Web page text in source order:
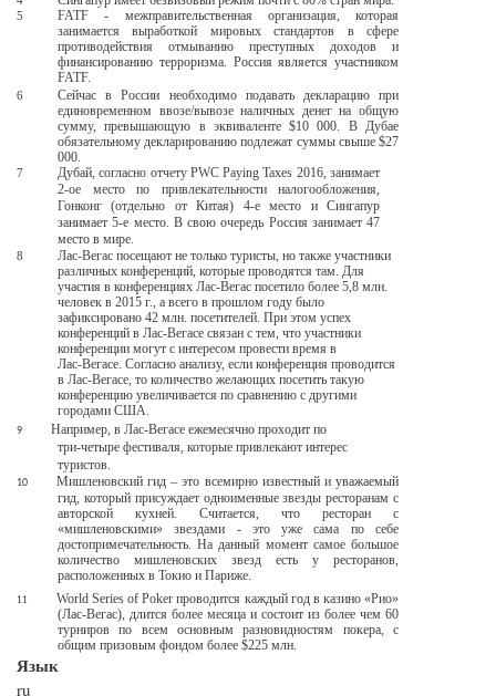
5
FATF - межправительственная организация, которая
занимается выработкой мировых стандартов в сфере
противодействия отмыванию преступных доходов и
финансированию терроризма. Россия является участником
FATF.
6
Сейчас в России необходимо подавать декларацию при
единовременном ввозе/вывозе наличных денег на общую
сумму, превышающую в эквиваленте $10 000. В Дубае
обязательному декларированию подлежат суммы свыше $27
000.
7
Дубай, согласно отчету PWC Paying Taxes 2016, занимает
2-ое место по привлекательности налогообложения,
Гонконг (отдельно от Китая) 4-еместо и Сингапур
занимает5-е место. В свою очередь Россия занимает 47
место в мире.
8 Лас-Вегас посещают не только туристы, но также участники
различных конференций, которые проводятся там. Для
участия в конференциях Лас-Вегас посетило более 5,8 млн.
человек в 2015 г., а всего в прошлом году было
зафиксировано 42 млн. посетителей. При этом успех
конференций в Лас-Вегасе связан с тем, что участники
конференции могут с интересом провести время в
Лас-Вегасе. Согласно анализу, если конференция проводится
в Лас-Вегасе, то количество желающих посетить такую
конференцию увеличивается по сравнению с другими
городами США.
9 Например, в Лас-Вегасе ежемесячно проходит по
три-четыре фестиваля, которые привлекают интерес
туристов.
10
Мишленовский гид – это всемирно известный и уважаемый
гид, который присуждает одноименные звезды ресторанам с
авторской кухней. Считается, что ресторан с
«мишленовскими» звездами - это уже сама по себе
достопримечательность. На данный момент самое большое
количество мишленовских звезд есть у ресторанов,
расположенных в Токио и Париже.
11
World Series of Poker проводится каждый год в казино «Рио»
(Лас-Вегас), длится более месяца и состоит из более чем 60
турниров по всем основным разновидностям покера, с
общим призовым фондом более $225 млн.
Язык
ru